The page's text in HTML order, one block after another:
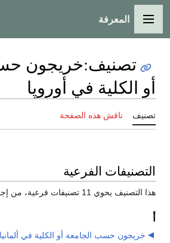
القائمة الرئيسية
المعرفة
تصنيف:خريجون
أو الكلية في أوروپا
تصنيف ناقش هذه الصفحة
التصنيفات الفرعية
هذا التصنيف يحوي 11 تصنيفات فرعية، من إجمالي 11.
خريجون حسب الجامعة أو الكلية في ألمانيا